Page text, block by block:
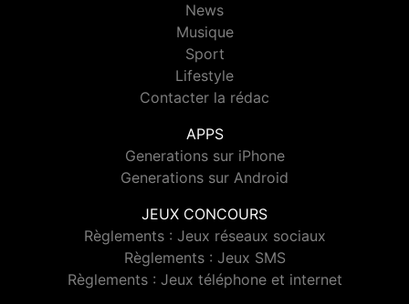
News
Musique
Sport
Lifestyle
Contacter la rédac
APPS
Generations sur iPhone
Generations sur Android
JEUX CONCOURS
Règlements : Jeux réseaux sociaux
Règlements : Jeux SMS
Règlements : Jeux téléphone et internet